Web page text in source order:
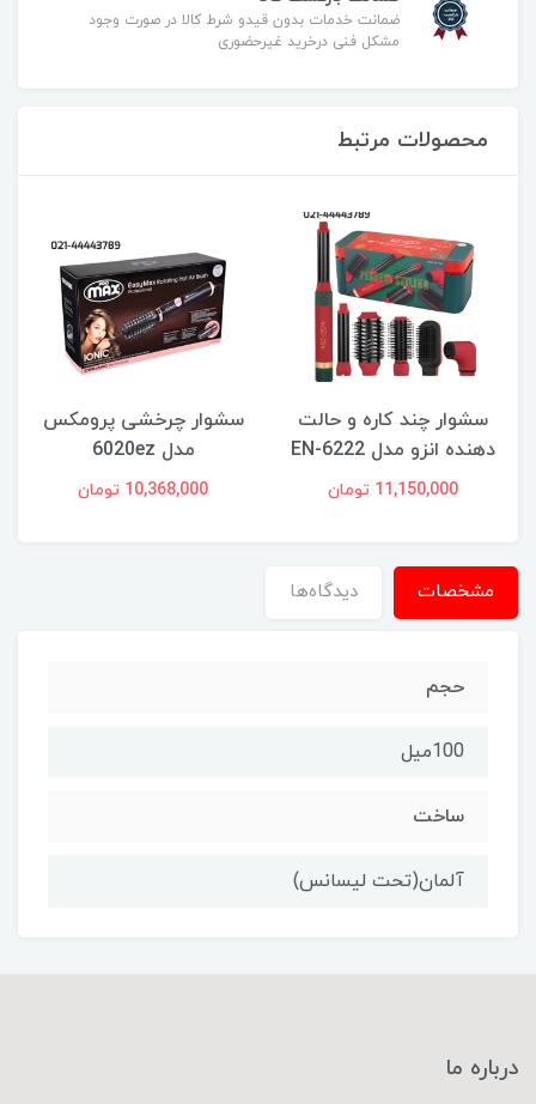
ضمانت خدمات بدون قیدو شرط کالا در صورت وجود
مشکل فنی درخرید غیرحضوری
محصولات مرتبط
سشوار چند کاره و حالت
دهنده انزو مدل EN-6222
11,150,000 تومان
سشوار چرخشی پرومکس
مدل 6020ez
10,368,000 تومان
مشخصات دیدگاه‌ها
حجم
100میل
ساخت
آلمان(تحت لیسانس)
درباره ما